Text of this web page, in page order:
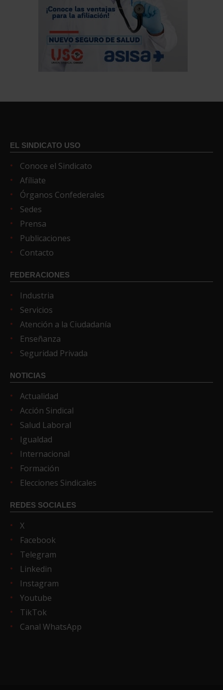
EL SINDICATO USO
Conoce el Sindicato
Afíliate
Órganos Confederales
Sedes
Prensa
Publicaciones
Contacto
FEDERACIONES
Industria
Servicios
Atención a la Ciudadanía
Enseñanza
Seguridad Privada
NOTICIAS
Actualidad
Acción Sindical
Salud Laboral
Igualdad
Internacional
Formación
Elecciones Sindicales
REDES SOCIALES
X
Facebook
Telegram
Linkedin
Instagram
Youtube
TikTok
Canal WhatsApp